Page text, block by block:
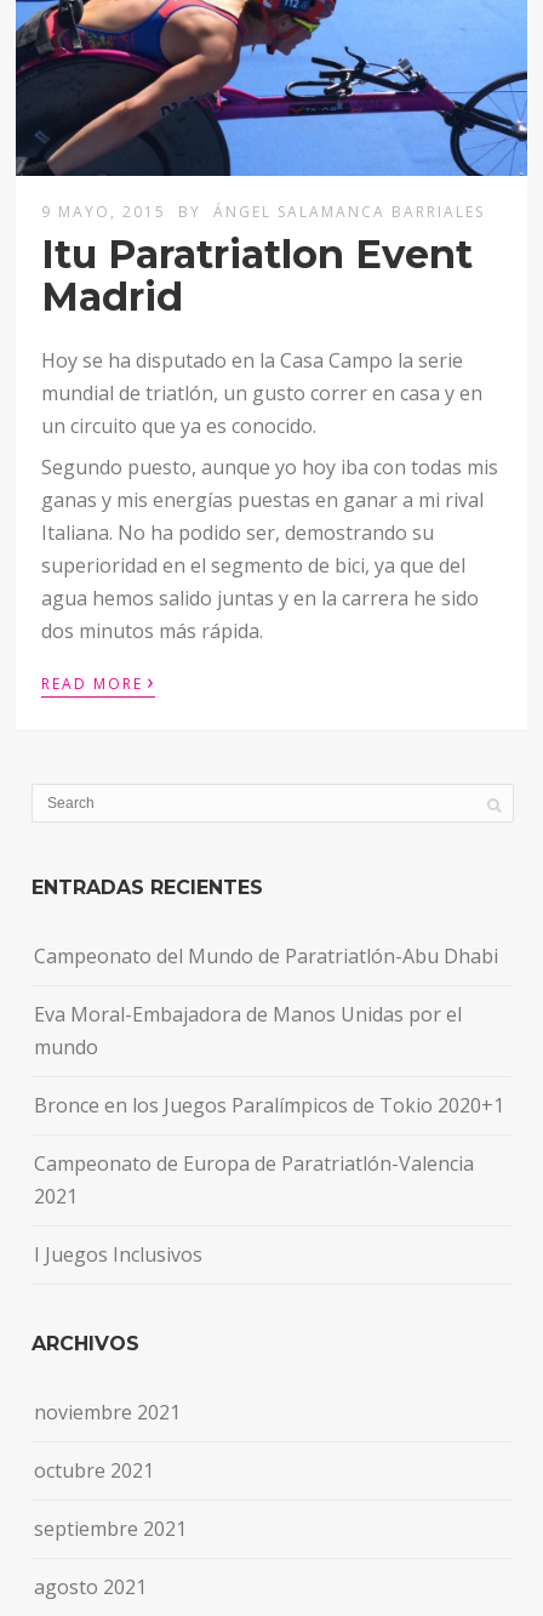
9 MAYO, 2015 BY ÁNGEL SALAMANCA BARRIALES
Itu Paratriatlon Event
Madrid
Hoy se ha disputado en la Casa Campo la serie
mundial de triatlón, un gusto correr en casa y en
un circuito que ya es conocido.
Segundo puesto, aunque yo hoy iba con todas mis
ganas y mis energías puestas en ganar a mi rival
Italiana. No ha podido ser, demostrando su
superioridad en el segmento de bici, ya que del
agua hemos salido juntas y en la carrera he sido
dos minutos más rápida.
READ MORE ›
ENTRADAS RECIENTES
Campeonato del Mundo de Paratriatlón-Abu Dhabi
Eva Moral-Embajadora de Manos Unidas por el
mundo
Bronce en los Juegos Paralímpicos de Tokio 2020+1
Campeonato de Europa de Paratriatlón-Valencia
2021
I Juegos Inclusivos
ARCHIVOS
noviembre 2021
octubre 2021
septiembre 2021
agosto 2021